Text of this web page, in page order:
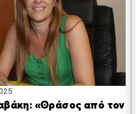
«Θράσος από τον